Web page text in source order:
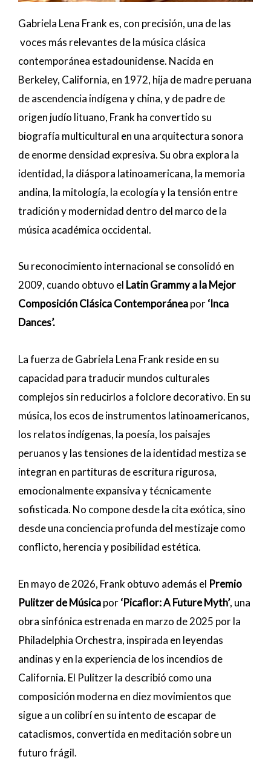
Gabriela Lena Frank es, con precisión, una de las
voces más relevantes de la música clásica
contemporánea estadounidense. Nacida en
Berkeley, California, en 1972, hija de madre peruana
de ascendencia indígena y china, y de padre de
origen judío lituano, Frank ha convertido su
biografía multicultural en una arquitectura sonora
de enorme densidad expresiva. Su obra explora la
identidad, la diáspora latinoamericana, la memoria
andina, la mitología, la ecología y la tensión entre
tradición y modernidad dentro del marco de la
música académica occidental.
Su reconocimiento internacional se consolidó en
2009, cuando obtuvo el Latin Grammy a la Mejor
Composición Clásica Contemporáneapor‘Inca
Dances’.
La fuerza de Gabriela Lena Frank reside en su
capacidad para traducir mundos culturales
complejos sin reducirlos a folclore decorativo. En su
música, los ecos de instrumentos latinoamericanos,
los relatos indígenas, la poesía, los paisajes
peruanos y las tensiones de la identidad mestiza se
integran en partituras de escritura rigurosa,
emocionalmente expansiva y técnicamente
sofisticada. No compone desde la cita exótica, sino
desde una conciencia profunda del mestizaje como
conflicto, herencia y posibilidad estética.
En mayo de 2026, Frank obtuvo además el Premio
Pulitzer de Músicapor‘Picaflor: A Future Myth’, una
obra sinfónica estrenada en marzo de 2025 por la
Philadelphia Orchestra, inspirada en leyendas
andinas y en la experiencia de los incendios de
California. El Pulitzer la describió como una
composición moderna en diez movimientos que
sigue a un colibrí en su intento de escapar de
cataclismos, convertida en meditación sobre un
futuro frágil.